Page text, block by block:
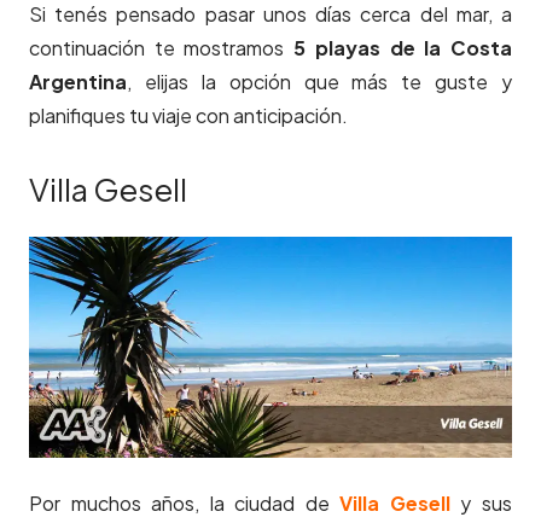
Si tenés pensado pasar unos días cerca del mar, a
continuación te mostramos 5 playas de la Costa
Argentina, elijas la opción que más te guste y
planifiques tu viaje con anticipación.
Villa Gesell
Por muchos años, la ciudad deVilla Gesell y sus